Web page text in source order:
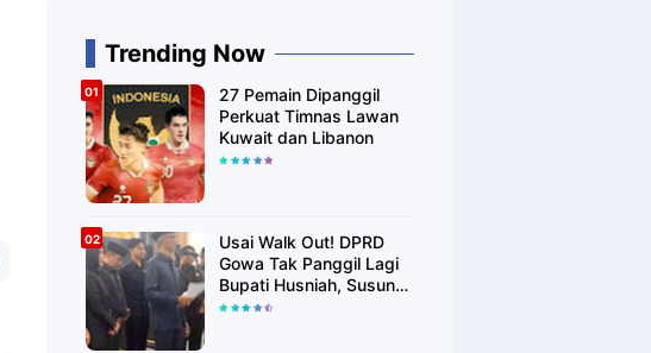
Trending Now
27 Pemain Dipanggil
Perkuat Timnas Lawan
Kuwait dan Libanon
Usai Walk Out! DPRD
Gowa Tak Panggil Lagi
Bupati Husniah, Susun
Rekomendasi Hak